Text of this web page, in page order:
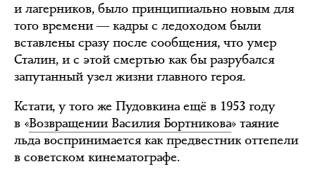
и лагерников, было принципиально новым для
того времени ― кадры с ледоходом были
вставлены сразу после сообщения, что умер
Сталин, и с этой смертью как бы разрубался
запутанный узел жизни главного героя.
Кстати, у того же Пудовкина ещё в 1953 году
в «Возвращении Василия Бортникова» таяние
льда воспринимается как предвестник оттепели
в советском кинематографе.